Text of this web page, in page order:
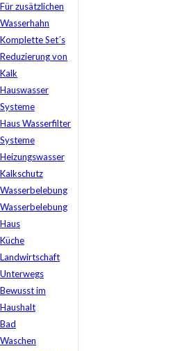
Für zusätzlichen
Wasserhahn
Komplette Set´s
Reduzierung von
Kalk
Hauswasser
Systeme
Haus Wasserfilter
Systeme
Heizungswasser
Kalkschutz
Wasserbelebung
Wasserbelebung
Haus
Küche
Landwirtschaft
Unterwegs
Bewusst im
Haushalt
Bad
Waschen